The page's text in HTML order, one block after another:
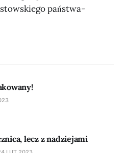
państwa-
lecz z nadziejami